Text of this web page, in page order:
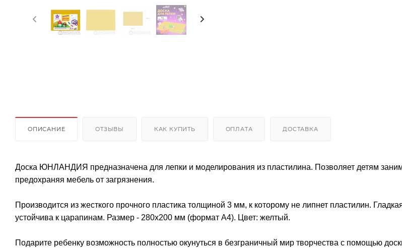
ОПИСАНИЕ ОТЗЫВЫ КАК КУПИТЬ ОПЛАТА ДОСТАВКА
Доска ЮНЛАНДИЯ предназначена для лепки и моделирования из пластилина. Позволяет детям
предохраняя мебель от загрязнения.
Производится из жесткого прочного пластика толщиной 3 мм, к которому не липнет пластилин.
устойчива к царапинам. Размер - 280х200 мм (формат А4). Цвет: желтый.
Подарите ребенку возможность полностью окунуться в безграничный мир творчества с помощью